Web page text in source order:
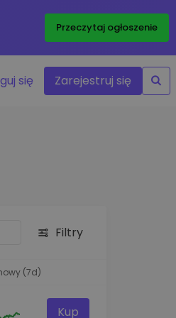
Przeczytaj ogłoszenie
się Zarejestruj się
Filtry
(7d)
Kup